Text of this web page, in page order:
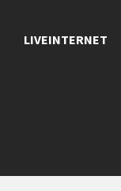
LIVEINTERNET